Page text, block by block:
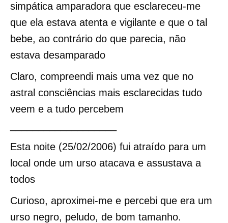
simpática amparadora que esclareceu-me
que ela estava atenta e vigilante e que o tal
bebe, ao contrário do que parecia, não
estava desamparado
Claro, compreendi mais uma vez que no
astral consciências mais esclarecidas tudo
veem e a tudo percebem
Esta noite (25/02/2006) fui atraído para um
local onde um urso atacava e assustava a
todos
Curioso, aproximei-me e percebi que era um
urso negro, peludo, de bom tamanho.